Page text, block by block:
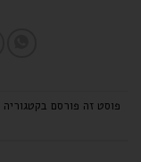
פוסט זה פורסם בקטגוריה